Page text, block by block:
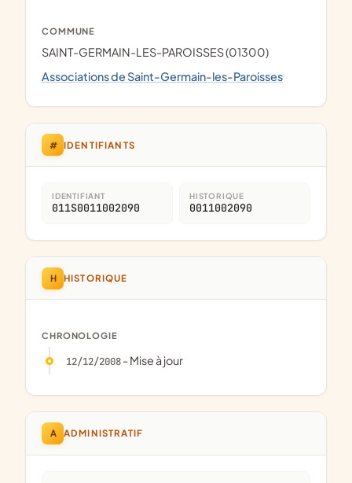
COMMUNE
SAINT-GERMAIN-LES-PAROISSES (01300)
Associations de Saint-Germain-les-Paroisses
# IDENTIFIANTS
IDENTIFIANT
011S0011002090
HISTORIQUE
0011002090
H HISTORIQUE
CHRONOLOGIE
12/12/2008- Mise à jour
A ADMINISTRATIF